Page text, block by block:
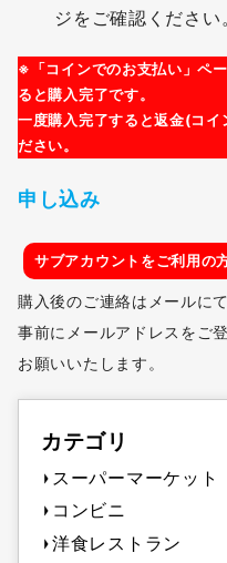
ジをご確認ください
※「コインでのお支払い」ペ
ると購入完了です。
一度購入完了すると返金(コイ
ださい。
申し込み
サブアカウントをご利用の
購入後のご連絡はメールに
事前にメールアドレスをご
お願いいたします。
カテゴリ
スーパーマーケット
コンビニ
洋食レストラン